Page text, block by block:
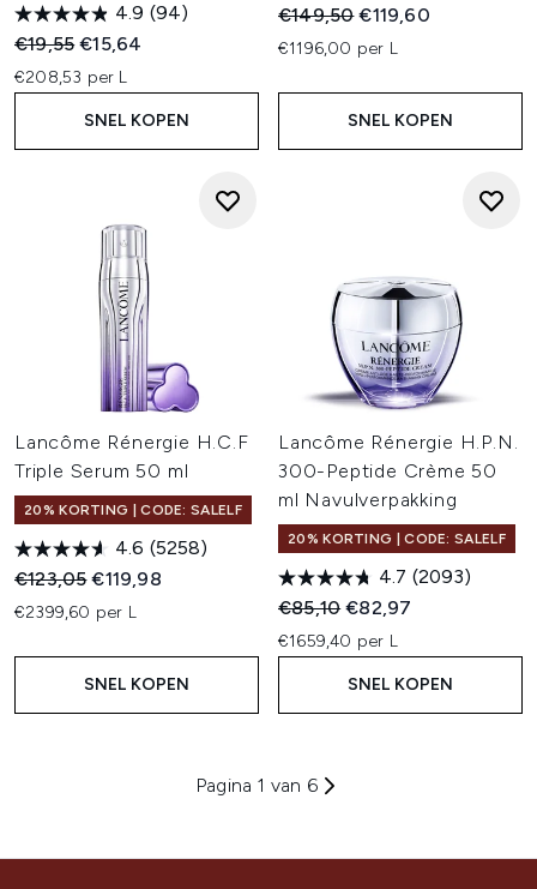
4.9 (94)
Recommended Retail Price:
€19,55Huidige prijs:
€15,64
€208,53 per L
SNEL KOPEN
Recommended Retail Price:
€149,50Huidige prijs:
€119,60
€1196,00 per L
SNEL KOPEN
Lancôme Rénergie H.C.F
Triple Serum 50 ml
20% KORTING | CODE: SALELF
4.6 (5258)
Recommended Retail Price:
€123,05Huidige prijs:
€119,98
€2399,60 per L
SNEL KOPEN
Lancôme Rénergie H.P.N.
300-Peptide Crème 50
ml Navulverpakking
20% KORTING | CODE: SALELF
4.7 (2093)
Recommended Retail Price:
€85,10Huidige prijs:
€82,97
€1659,40 per L
SNEL KOPEN
Pagina 1 van 6